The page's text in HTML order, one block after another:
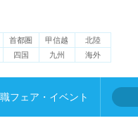
首都圏 甲信越
北陸
四国 九州 海外
フェア・イベント